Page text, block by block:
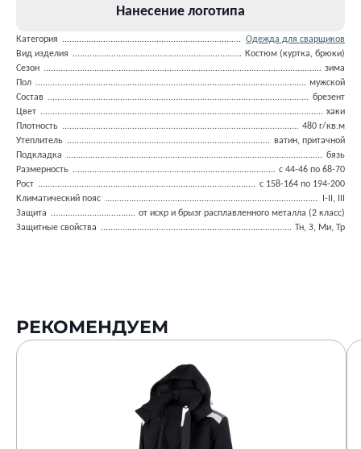
Нанесение логотипа
Категория
Одежда для сварщиков
Вид изделия
Костюм (куртка, брюки)
Сезон
зима
Пол
мужской
Состав
брезент
Цвет
хаки
Плотность
480 г/кв.м
Утеплитель
ватин, притачной
Подкладка
бязь
Размерность
с 44-46 по 68-70
Рост
с 158-164 по 194-200
Климатический пояс
I-II, III
Защита
от искр и брызг расплавленного металла (2 класс)
Защитные свойства
Тн, З, Ми, Тр
РЕКОМЕНДУЕМ